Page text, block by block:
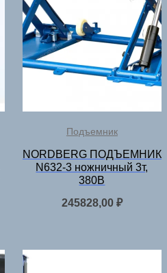
Подъемник
NORDBERG ПОДЪЕМНИК
N632-3 ножничный 3т,
380В
245828,00 ₽